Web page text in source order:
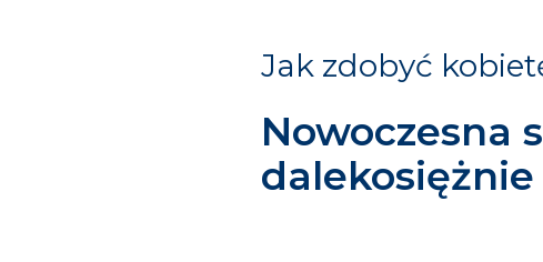
Jak zdobyć
Nowoczesna
dalekosiężnie